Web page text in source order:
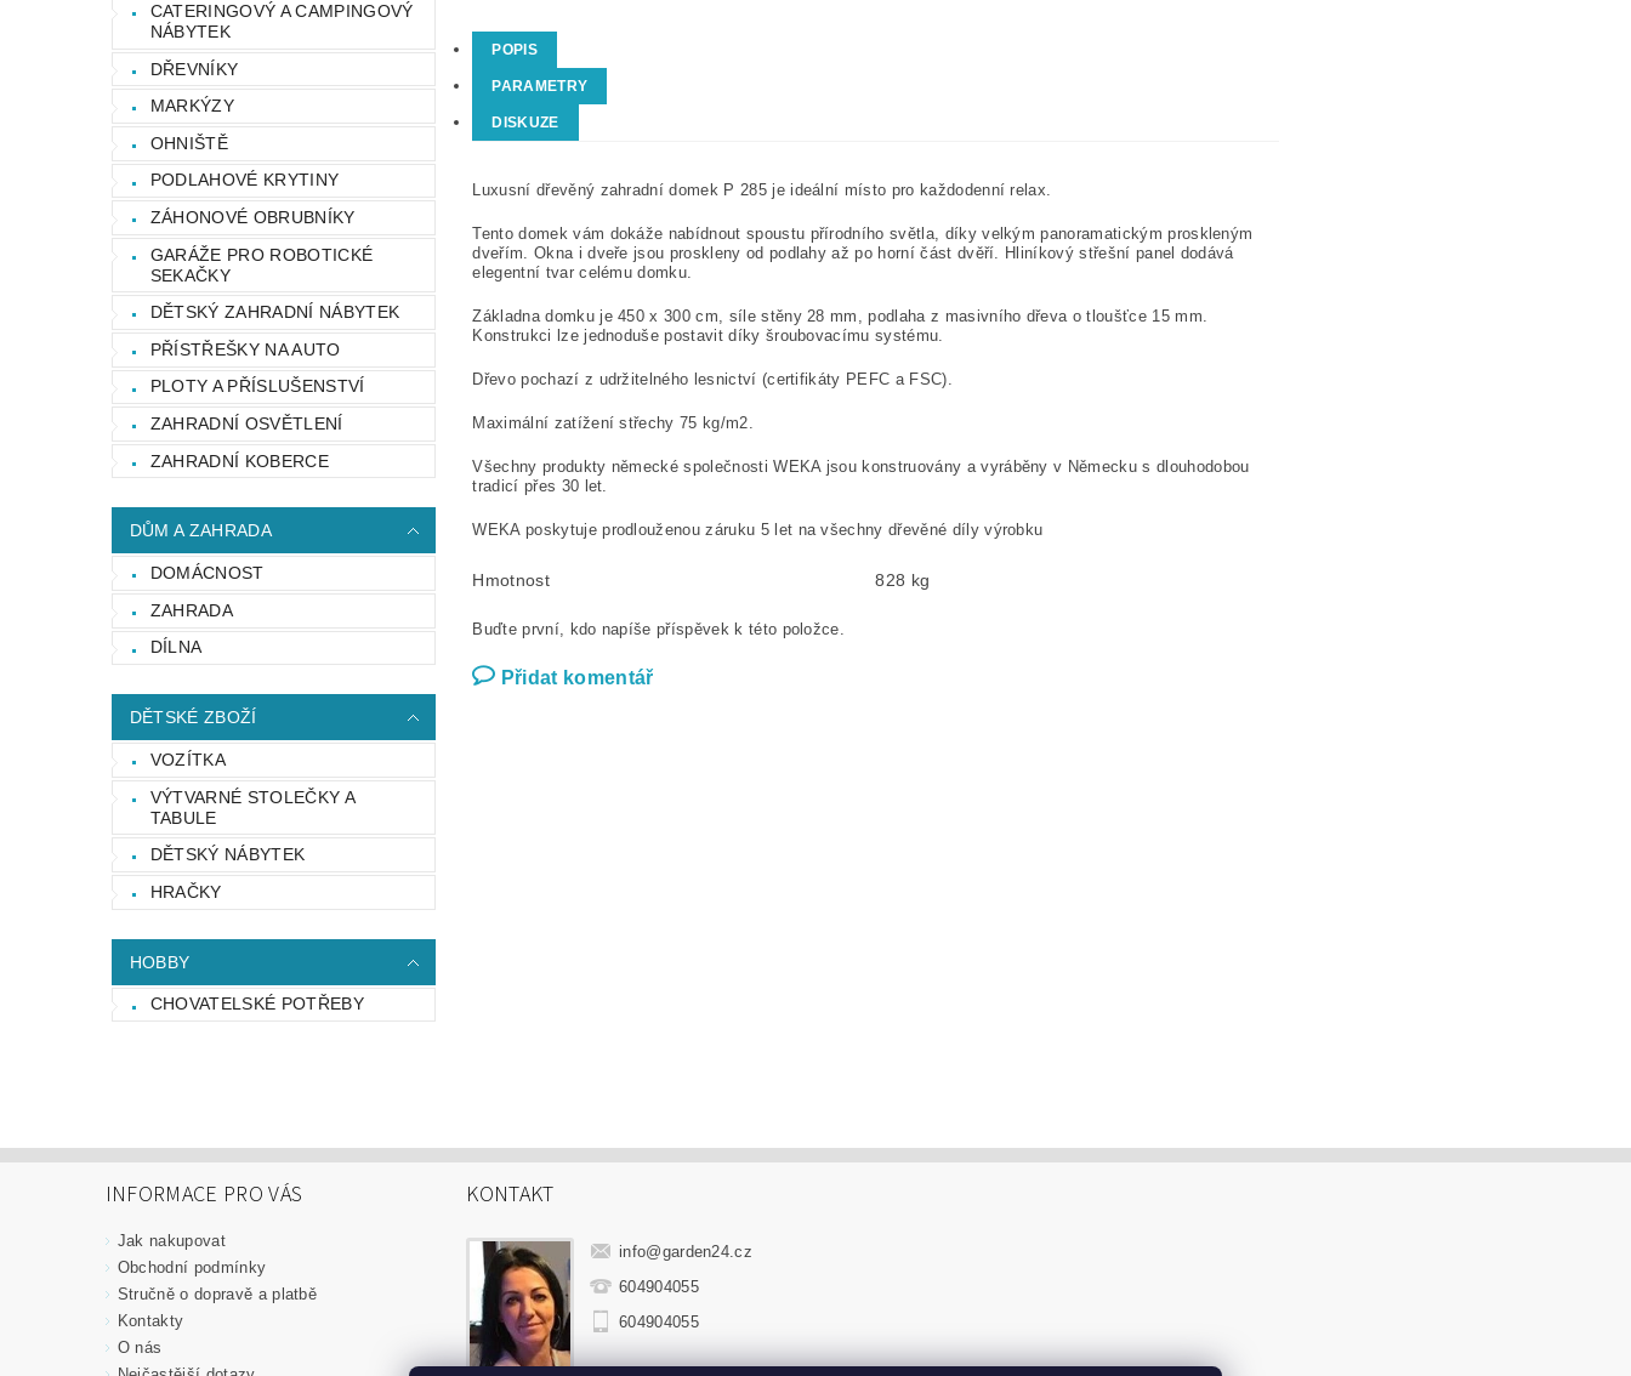
CATERINGOVÝ A CAMPINGOVÝ
NÁBYTEK
DŘEVNÍKY
MARKÝZY
OHNIŠTĚ
PODLAHOVÉ KRYTINY
ZÁHONOVÉ OBRUBNÍKY
GARÁŽE PRO ROBOTICKÉ
SEKAČKY
DĚTSKÝ ZAHRADNÍ NÁBYTEK
PŘÍSTŘEŠKY NA AUTO
PLOTY A PŘÍSLUŠENSTVÍ
ZAHRADNÍ OSVĚTLENÍ
ZAHRADNÍ KOBERCE
DŮM A ZAHRADA
DOMÁCNOST
ZAHRADA
DÍLNA
DĚTSKÉ ZBOŽÍ
VOZÍTKA
VÝTVARNÉ STOLEČKY A
TABULE
DĚTSKÝ NÁBYTEK
HRAČKY
HOBBY
CHOVATELSKÉ POTŘEBY
POPIS
PARAMETRY
DISKUZE
Luxusní dřevěný zahradní domek P 285 je ideální místo pro každodenní relax.
Tento domek vám dokáže nabídnout spoustu přírodního světla, díky velkým panoramatickým proskleným
dveřím. Okna i dveře jsou proskleny od podlahy až po horní část dvěří. Hliníkový střešní panel dodává
elegentní tvar celému domku.
Základna domku je 450 x 300 cm, síle stěny 28 mm, podlaha z masivního dřeva o tloušťce 15 mm.
Konstrukci lze jednoduše postavit díky šroubovacímu systému.
Dřevo pochazí z udržitelného lesnictví (certifikáty PEFC a FSC).
Maximální zatížení střechy 75 kg/m2.
Všechny produkty německé společnosti WEKA jsou konstruovány a vyráběny v Německu s dlouhodobou
tradicí přes 30 let.
WEKA poskytuje prodlouženou záruku 5 let na všechny dřevěné díly výrobku
Hmotnost 828 kg
Buďte první, kdo napíše příspěvek k této položce.
Přidat komentář
INFORMACE PRO VÁS
Jak nakupovat
Obchodní podmínky
Stručně o dopravě a platbě
Kontakty
O nás
KONTAKT
info@garden24.cz
604904055
604904055